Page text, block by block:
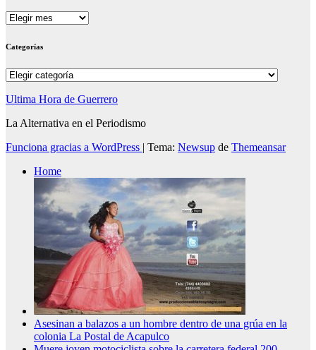
Archivos
Categorías
Categorías
Ultima Hora de Guerrero
La Alternativa en el Periodismo
Funciona gracias a WordPress | Tema: Newsup de Themeansar
Home
Asesinan a balazos a un hombre dentro de una grúa en la
colonia La Postal de Acapulco